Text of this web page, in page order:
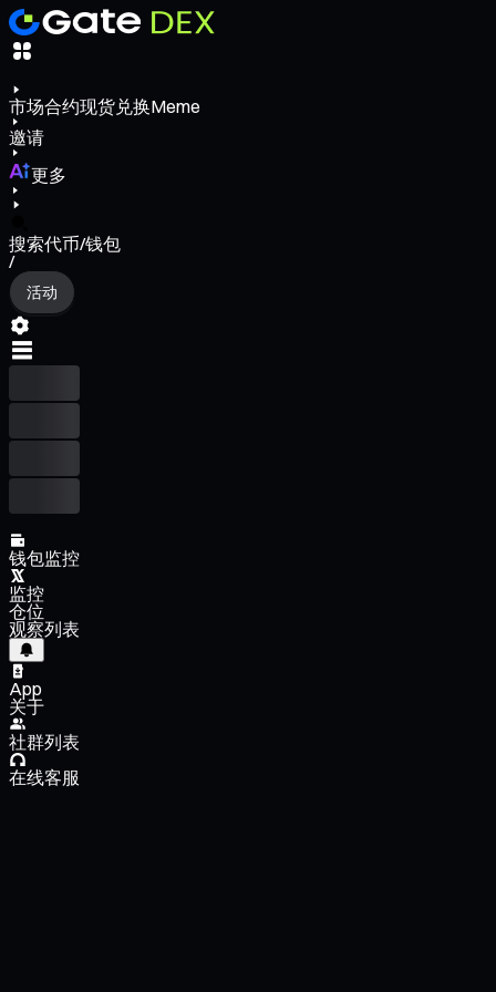
市场合约现货兑换Meme
邀请
更多
搜索代币/钱包
/
活动
钱包监控
监控
仓位
观察列表
App
关于
社群列表
在线客服